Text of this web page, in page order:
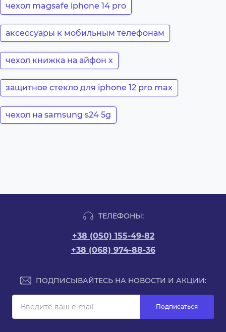
чехол magsafe iphone 14 pro
аксессуары к мобильным телефонам
чехол книжка на айфон х
защитное стекло для iphone 12 pro max
чехол на samsung s24 5g
ТЕЛЕФОНЫ:
+38 (050) 155-49-82
+38 (068) 974-88-36
ПОДПИСЫВАЙТЕСЬ НА НОВОСТИ И АКЦИИ:
Подписаться